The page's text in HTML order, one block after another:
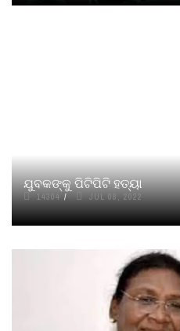
ଯୁବକଙ୍କୁ ପିଟିପିଟି ହତ୍ୟା
14304 JUL 08, 2022